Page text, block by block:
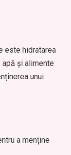
este hidratarea
și alimente
unui
a menține